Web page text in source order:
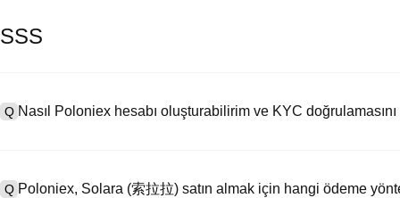
SSS
Q Nasıl Poloniex hesabı oluşturabilirim ve KYC
Kaydolduktan sonra, "Ayarlar" > "Güvenlik" bölümüne gidin,
Q Poloniex, Solara (索拉拉) satın almak için hangi ödeme